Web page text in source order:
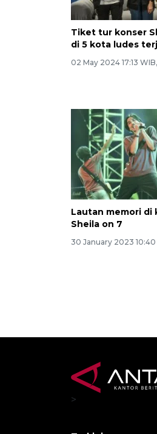
Tiket tur konser
di 5 kota ludes
02 May 2024 17:13
Lautan memori di
Sheila on 7
30 January 2023
>